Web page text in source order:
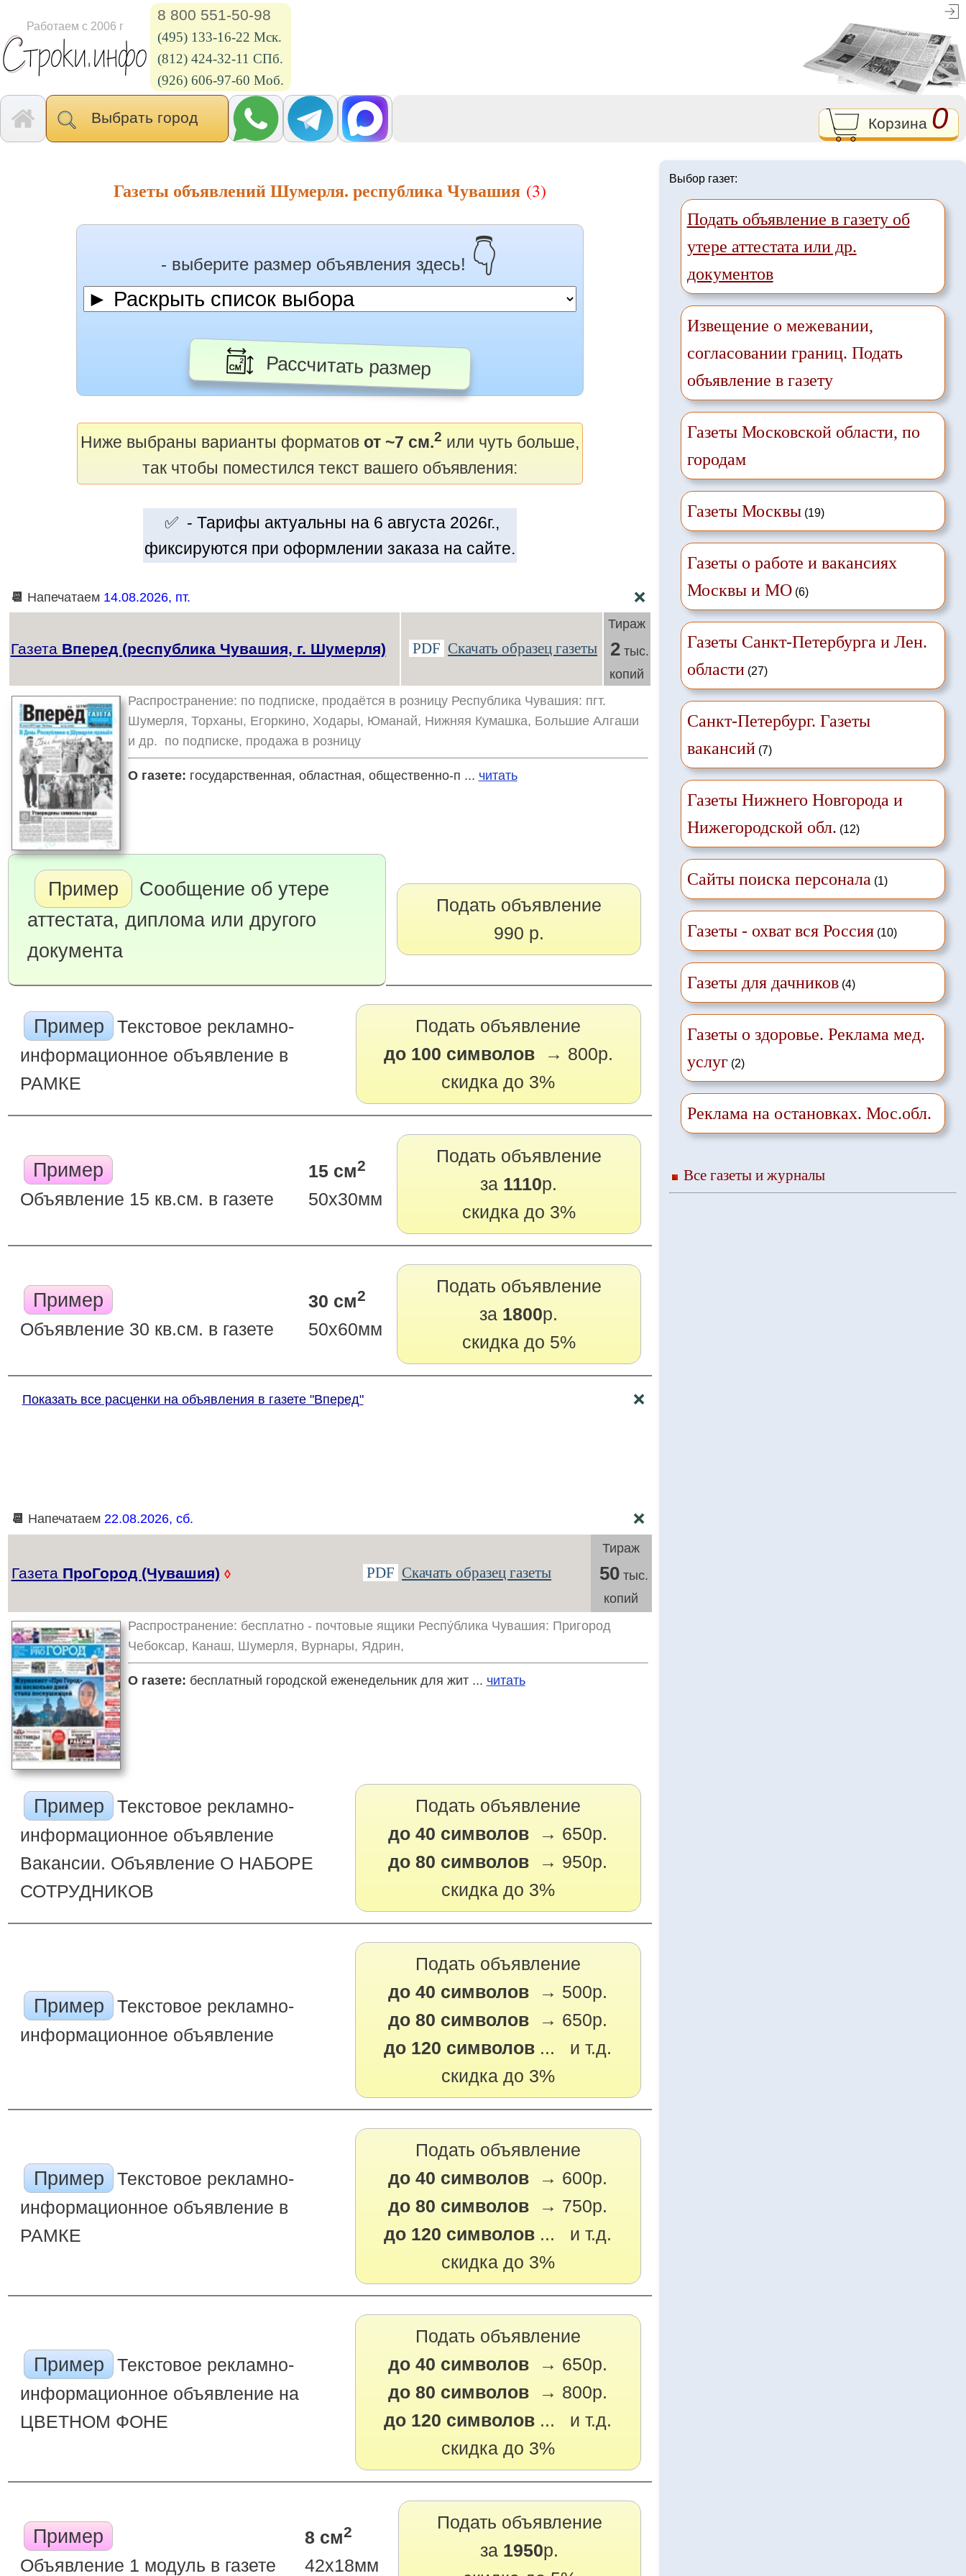
Работаем с 2006 г
8 800 551-50-98
(495) 133-16-22 Мск.
(812) 424-32-11 СПб.
(926) 606-97-60 Моб.
Выбрать город Корзина 0
Газеты объявлений Шумерля. республика Чувашия (3)
- выберите размер объявления здесь! 👇
Рассчитать размер
Ниже выбраны варианты форматов от ~7 см.2 или чуть больше,
так чтобы поместился текст вашего объявления:
✅ - Тарифы актуальны на 6 августа 2026г.,
фиксируются при оформлении заказа на сайте.
📆 Напечатаем 14.08.2026, пт. ❌
Газета Вперед (республика Чувашия, г. Шумерля) PDF Скачать образец газеты
Тираж
2тыс.
копий
Распространение: по подписке, продаётся в розницу Республика Чувашия: пгт.
Шумерля, Торханы, Егоркино, Ходары, Юманай, Нижняя Кумашка, Большие Алгаши
и др. по подписке, продажа в розницу
О газете: государственная, областная, общественно-п ... читать
Пример
Сообщение об утере
аттестата, диплома или другого
документа
Подать объявление
990 р.
Пример
Текстовое рекламно-
информационное объявление в
РАМКЕ
Подать объявление
до 100 символов → 800р.
скидка до 3%
Пример
Объявление 15 кв.см. в газете
15 см2
50х30мм
Подать объявление
за 1110р.
скидка до 3%
Пример
Объявление 30 кв.см. в газете
30 см2
50х60мм
Подать объявление
за 1800р.
скидка до 5%
Показать все расценки на объявления в газете "Вперед" ❌
📆 Напечатаем 22.08.2026, сб. ❌
Газета ПроГород (Чувашия) ◊ PDF Скачать образец газеты
Тираж
50тыс.
копий
Распространение: бесплатно - почтовые ящики Респу́блика Чувашия: Пригород
Чебоксар, Канаш, Шумерля, Вурнары, Ядрин,
О газете: бесплатный городской еженедельник для жит ... читать
Пример
Текстовое рекламно-
информационное объявление
Вакансии. Объявление О НАБОРЕ
СОТРУДНИКОВ
Подать объявление
до 40 символов → 650р.
до 80 символов → 950р.
скидка до 3%
Пример
Текстовое рекламно-
информационное объявление
Подать объявление
до 40 символов → 500р.
до 80 символов → 650р.
до 120 символов ... и т.д.
скидка до 3%
Пример
Текстовое рекламно-
информационное объявление в
РАМКЕ
Подать объявление
до 40 символов → 600р.
до 80 символов → 750р.
до 120 символов ... и т.д.
скидка до 3%
Пример
Текстовое рекламно-
информационное объявление на
ЦВЕТНОМ ФОНЕ
Подать объявление
до 40 символов → 650р.
до 80 символов → 800р.
до 120 символов ... и т.д.
скидка до 3%
Пример
Объявление 1 модуль в газете
8 см2
42х18мм
Подать объявление
за 1950р.
Выбор газет:
Подать объявление в газету об
утере аттестата или др.
документов
Извещение о межевании,
согласовании границ. Подать
объявление в газету
Газеты Московской области, по
городам
Газеты Москвы(19)
Газеты о работе и вакансиях
Москвы и МО(6)
Газеты Санкт-Петербурга и Лен.
области(27)
Санкт-Петербург. Газеты
вакансий(7)
Газеты Нижнего Новгорода и
Нижегородской обл. (12)
Сайты поиска персонала(1)
Газеты - охват вся Россия(10)
Газеты для дачников(4)
Газеты о здоровье. Реклама мед.
услуг(2)
Реклама на остановках. Мос.обл.
Все газеты и журналы